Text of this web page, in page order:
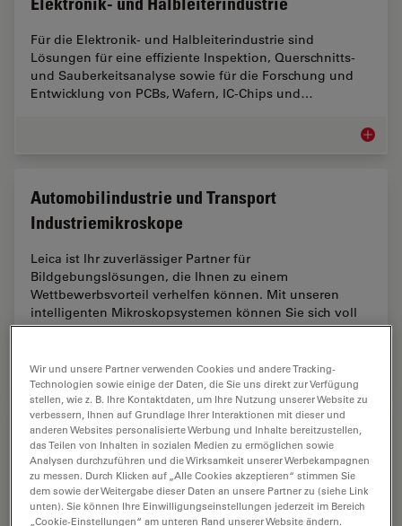
Für die Elektronik- und Halbleiterindustrie sind
Lösungen für eine effiziente Inspektion, Querschnitts-
und Sauberkeitsanalyse sowie für die Forschung und
Entwicklung von PCBs, Wafern, IC-Chips und…
Automobilindustrie und Transport
Industriemikroskope
Leica ist Ihr zuverlässiger Partner für
Bildgebungslösungen, die Ihnen zu einem
Wettbewerbsvorteil verhelfen können. Mit unseren
intelligenten Mikroskopsystemen können Sie sich voll
darauf…
Batterieherstellung
Die Batterieherstellung stellt mehrere wichtige
Herausforderungen in Bezug auf die Inspektion dar. Es
werden Lösungen für die Probenvorbereitung und die
Wir und unsere Partner verwenden Cookies und andere Tracking-
Technologien sowie einige der Daten, die Sie uns direkt zur Verfügung
stellen, wie z. B. Ihre Kontaktdaten, um Ihre Nutzung unserer Website zu
verbessern, Ihnen auf Grundlage Ihrer Interaktionen mit dieser und
anderen Websites personalisierte Werbung und Inhalte bereitzustellen,
das Teilen von Inhalten in sozialen Medien zu ermöglichen sowie
Analysen durchzuführen und die Wirksamkeit unserer Werbekampagnen
zu messen. Durch Klicken auf „Alle Cookies akzeptieren“ stimmen Sie
dem sowie der Weitergabe dieser Daten an unsere Partner zu (siehe Link
unten). Sie können Ihre Einwilligungseinstellungen jederzeit im Bereich
„Cookie-Einstellungen“ am unteren Rand unserer Website ändern.